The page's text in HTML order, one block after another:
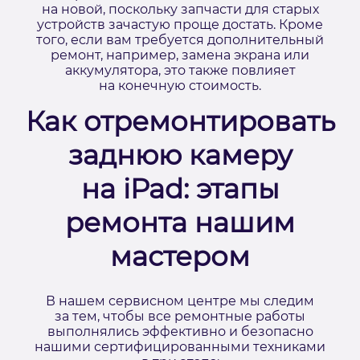
на новой, поскольку запчасти для старых
устройств зачастую проще достать. Кроме
того, если вам требуется дополнительный
ремонт, например, замена экрана или
аккумулятора, это также повлияет
на конечную стоимость.
Как отремонтировать
заднюю камеру
на iPad: этапы
ремонта нашим
мастером
В нашем сервисном центре мы следим
за тем, чтобы все ремонтные работы
выполнялись эффективно и безопасно
нашими сертифицированными техниками